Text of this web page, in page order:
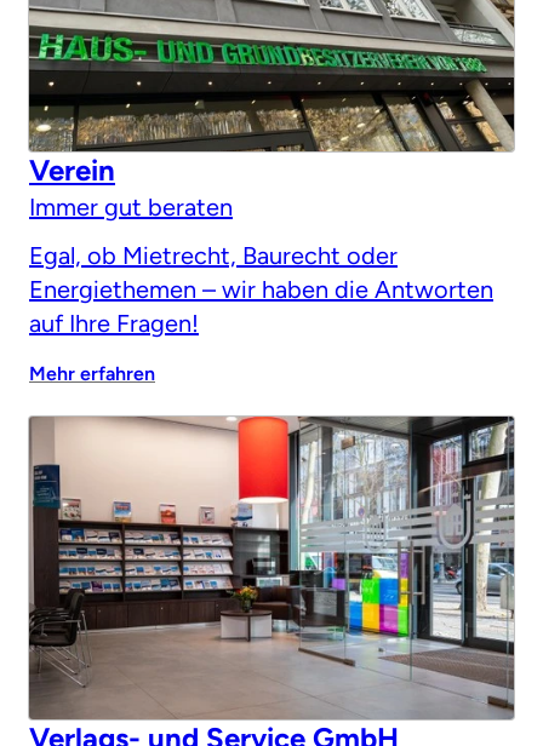
Verein
Immer gut beraten
Egal, ob Mietrecht, Baurecht oder
Energiethemen – wir haben die Antworten
auf Ihre Fragen!
Mehr erfahren
Verlags- und Service GmbH